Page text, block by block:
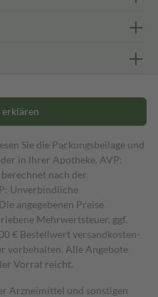
Sie die Packungsbeilage und
in Ihrer Apotheke. AVP:
nach der
Unverbindliche
angegebenen Preise
Mehrwertsteuer, ggf.
€ Bestell­wert versand­kosten­
vorbehalten. Alle Angebote
Vorrat reicht.
Arzneimittel und sonstigen